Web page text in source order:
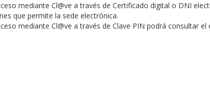
mediante Cl@ve a través de Certificado digital o DNI
que permite la sede electrónica.
mediante Cl@ve a través de Clave PIN podrá consultar